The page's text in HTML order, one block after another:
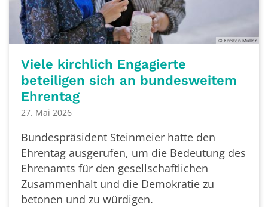
© Karsten Müller
Viele kirchlich Engagierte
beteiligen sich an bundesweitem
Ehrentag
27. Mai 2026
Bundespräsident Steinmeier hatte den
Ehrentag ausgerufen, um die Bedeutung des
Ehrenamts für den gesellschaftlichen
Zusammenhalt und die Demokratie zu
betonen und zu würdigen.